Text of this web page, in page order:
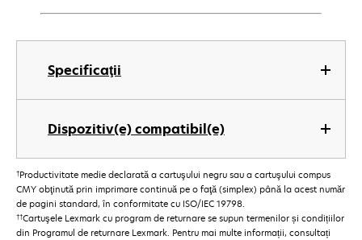
Specificaţii
Dispozitiv(e) compatibil(e)
†Productivitate medie declarată a cartuşului negru sau a cartuşului compus
CMY obţinută prin imprimare continuă pe o faţă (simplex) până la acest număr
de pagini standard, în conformitate cu ISO/IEC 19798.
††Cartuşele Lexmark cu program de returnare se supun termenilor și condițiilor
din Programul de returnare Lexmark. Pentru mai multe informații, consultați